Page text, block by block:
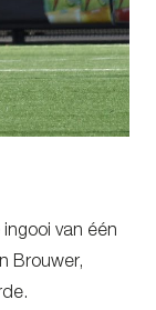
van één
Brouwer,